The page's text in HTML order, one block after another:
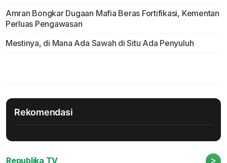
Amran Bongkar Dugaan Mafia Beras Fortifikasi, Kementan
Perluas Pengawasan
Mestinya, di Mana Ada Sawah di Situ Ada Penyuluh
Rekomendasi
Republika TV >